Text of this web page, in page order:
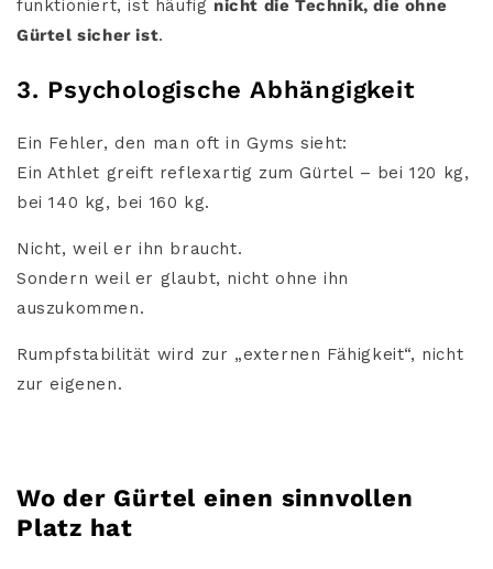
funktioniert, ist häufig nicht die Technik, die ohne
Gürtel sicher ist.
3. Psychologische Abhängigkeit
Ein Fehler, den man oft in Gyms sieht:
Ein Athlet greift reflexartig zum Gürtel – bei 120 kg,
bei 140 kg, bei 160 kg.
Nicht, weil er ihn braucht.
Sondern weil er glaubt, nicht ohne ihn
auszukommen.
Rumpfstabilität wird zur „externen Fähigkeit“, nicht
zur eigenen.
Wo der Gürtel einen sinnvollen
Platz hat